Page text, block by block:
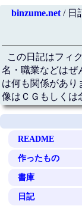
binzume.net/ 日
この日記はフィ
名・職業などはぜ
は何も関係があり
像はＣＧもしくは
README
作ったもの
書庫
日記